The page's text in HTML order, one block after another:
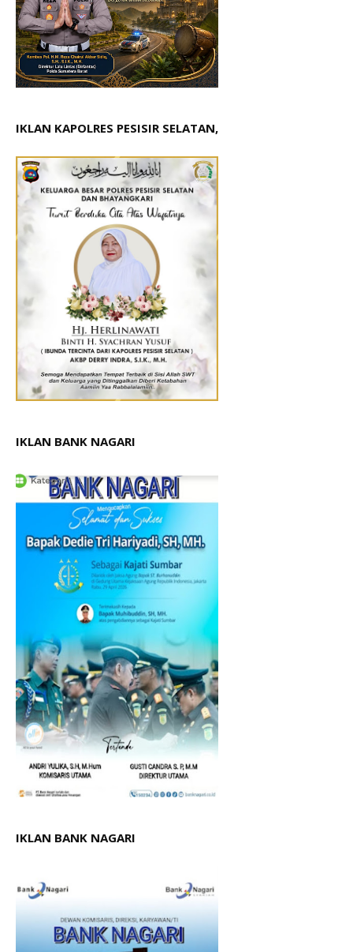
IKLAN KAPOLRES PESISIR SELATAN,
IKLAN BANK NAGARI
IKLAN BANK NAGARI